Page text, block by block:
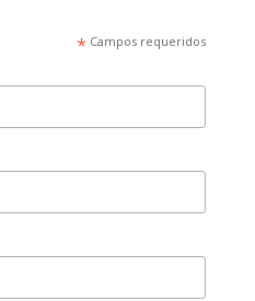
*Campos requeridos